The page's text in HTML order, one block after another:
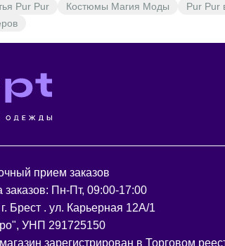
Pur Pur Костюмы Магия Моды
Pur Pur
прием заказов
заказов: Пн-Пт, 09:00-17:00
Брест . ул. Карьерная 12А/1
УНП 291725150
зарегистрирован в Торговом